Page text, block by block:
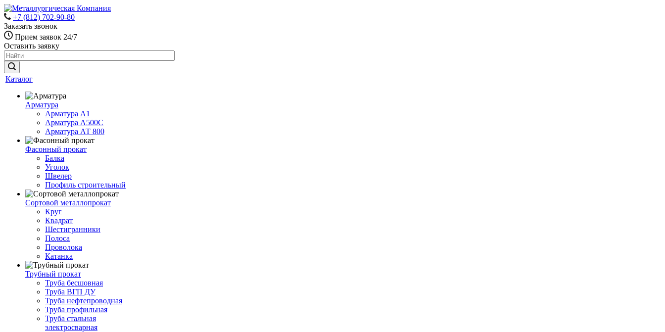
+7 (812) 702-90-80
Заказать звонок
Прием заявок 24/7
Оставить заявку
Каталог
Арматура
Арматура А1
Арматура А500С
Арматура АТ 800
Фасонный прокат
Балка
Уголок
Швелер
Профиль строительный
Сортовой металлопрокат
Круг
Квадрат
Шестигранники
Полоса
Проволока
Катанка
Трубный прокат
Труба бесшовная
Труба ВГП ДУ
Труба нефтепроводная
Труба профильная
Труба стальная
электросварная